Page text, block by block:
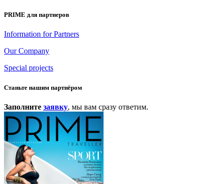
PRIME для партнеров
Information for Partners
Our Company
Special projects
Станьте нашим партнёром
Заполните заявку, мы вам сразу ответим.